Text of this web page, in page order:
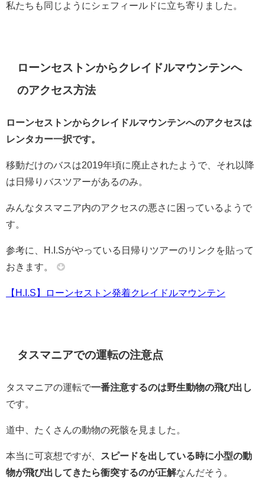
私たちも同じようにシェフィールドに立ち寄りました。
ローンセストンからクレイドルマウンテンへ
のアクセス方法
ローンセストンからクレイドルマウンテンへのアクセスは
レンタカー一択です。
移動だけのバスは2019年頃に廃止されたようで、それ以降
は日帰りバスツアーがあるのみ。
みんなタスマニア内のアクセスの悪さに困っているようで
す。
参考に、H.I.Sがやっている日帰りツアーのリンクを貼って
おきます。
【H.I.S】ローンセストン発着クレイドルマウンテン
タスマニアでの運転の注意点
タスマニアの運転で一番注意するのは野生動物の飛び出し
です。
道中、たくさんの動物の死骸を見ました。
本当に可哀想ですが、
スピードを出している時に小型の動
物が飛び出してきたら衝突するのが正解なんだそう。